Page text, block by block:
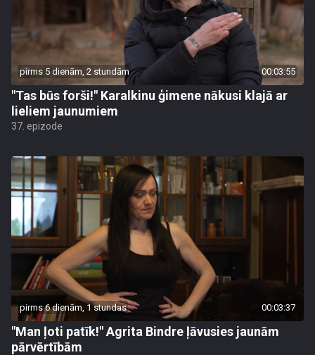
pirms 5 dienām, 2 stundām 00:03:55
"Tas būs forši!" Karalkinu ģimene nākusi klajā ar
lieliem jaunumiem
37. epizode
pirms 6 dienām, 1 stundas 00:03:37
"Man ļoti patīk!" Agrita Bindre ļāvusies jaunām
pārvērtībām